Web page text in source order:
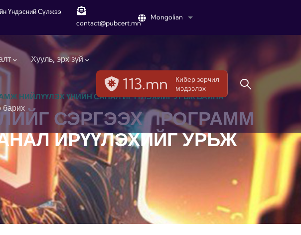
Үндэсний Сүлжээ
contact@pubcert.mn
Mongolian List additional actions
Хууль, эрх зүй
барих
113.mn
Кибер зөрчил
мэдээлэх
НИЙЛҮҮЛЭХ ҮНИЙН САНАЛ ИРҮҮЛЭХИЙГ УРЬЖ БАЙНА
СЭРГЭЭХ ПРОГРАММ
ИРҮҮЛЭХИЙГ УРЬЖ